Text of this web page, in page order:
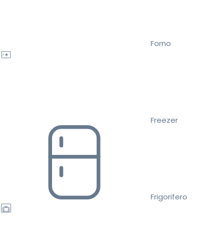
Forno
Freezer
Frigorifero